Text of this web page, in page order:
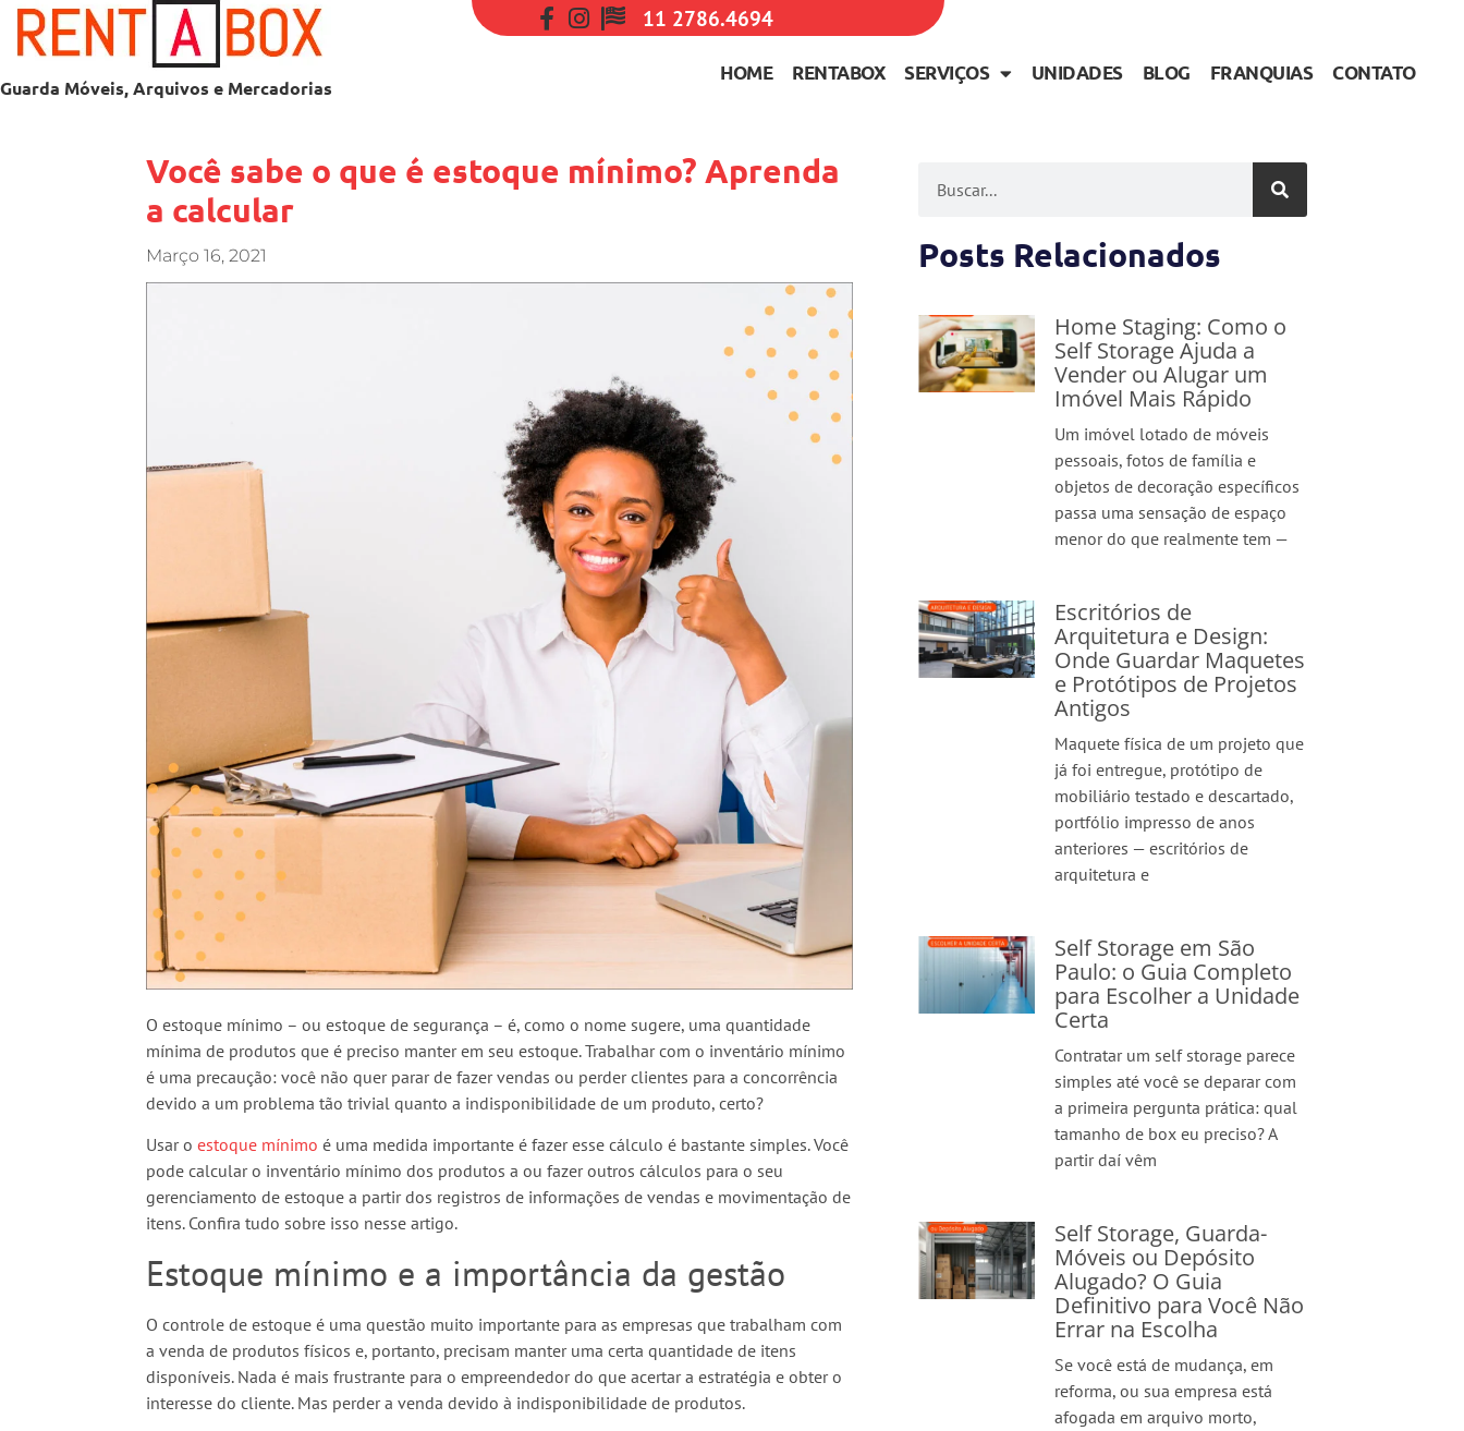
11 2786.4694
Guarda Móveis, Arquivos e Mercadorias
HOME RENTABOX SERVIÇOS UNIDADES BLOG FRANQUIAS CONTATO
Você sabe o que é estoque mínimo? Aprenda
a calcular
Março 16, 2021
O estoque mínimo – ou estoque de segurança – é, como o nome sugere, uma quantidade
mínima de produtos que é preciso manter em seu estoque. Trabalhar com o inventário mínimo
é uma precaução: você não quer parar de fazer vendas ou perder clientes para a concorrência
devido a um problema tão trivial quanto a indisponibilidade de um produto, certo?
Usar oestoque mínimo é uma medida importante é fazer esse cálculo é bastante simples. Você
pode calcular o inventário mínimo dos produtos a ou fazer outros cálculos para o seu
gerenciamento de estoque a partir dos registros de informações de vendas e movimentação de
itens. Confira tudo sobre isso nesse artigo.
Estoque mínimo e a importância da gestão
O controle de estoque é uma questão muito importante para as empresas que trabalham com
a venda de produtos físicos e, portanto, precisam manter uma certa quantidade de itens
disponíveis. Nada é mais frustrante para o empreendedor do que acertar a estratégia e obter o
interesse do cliente. Mas perder a venda devido à indisponibilidade de produtos.
Posts Relacionados
Home Staging: Como o
Self Storage Ajuda a
Vender ou Alugar um
Imóvel Mais Rápido
Um imóvel lotado de móveis
pessoais, fotos de família e
objetos de decoração específicos
passa uma sensação de espaço
menor do que realmente tem —
Escritórios de
Arquitetura e Design:
Onde Guardar Maquetes
e Protótipos de Projetos
Antigos
Maquete física de um projeto que
já foi entregue, protótipo de
mobiliário testado e descartado,
portfólio impresso de anos
anteriores — escritórios de
arquitetura e
Self Storage em São
Paulo: o Guia Completo
para Escolher a Unidade
Certa
Contratar um self storage parece
simples até você se deparar com
a primeira pergunta prática: qual
tamanho de box eu preciso? A
partir daí vêm
Self Storage, Guarda-
Móveis ou Depósito
Alugado? O Guia
Definitivo para Você Não
Errar na Escolha
Se você está de mudança, em
reforma, ou sua empresa está
afogada em arquivo morto,